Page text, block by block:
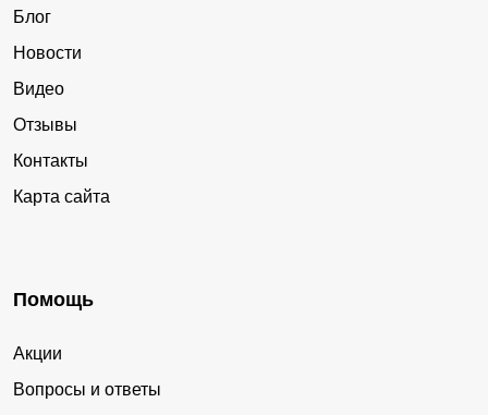
Блог
Новости
Видео
Отзывы
Контакты
Карта сайта
Помощь
Акции
Вопросы и ответы